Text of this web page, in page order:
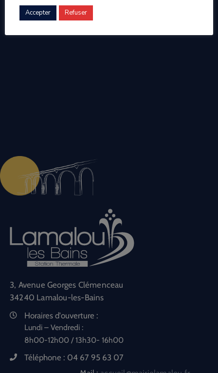
3, Avenue Georges Clémenceau
34240 Lamalou-les-Bains
Horaires d'ouverture :
Lundi – Vendredi :
8h00-12h00 / 13h30- 16h00
Téléphone : 04 67 95 63 07
Accepter Refuser